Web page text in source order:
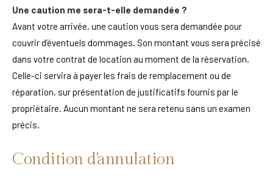
Une caution me sera-t-elle demandée ?
Avant votre arrivée, une caution vous sera demandée pour
couvrir d’éventuels dommages. Son montant vous sera précisé
dans votre contrat de location au moment de la réservation.
Celle-ci servira à payer les frais de remplacement ou de
réparation, sur présentation de justificatifs fournis par le
propriétaire. Aucun montant ne sera retenu sans un examen
précis.
Condition d'annulation